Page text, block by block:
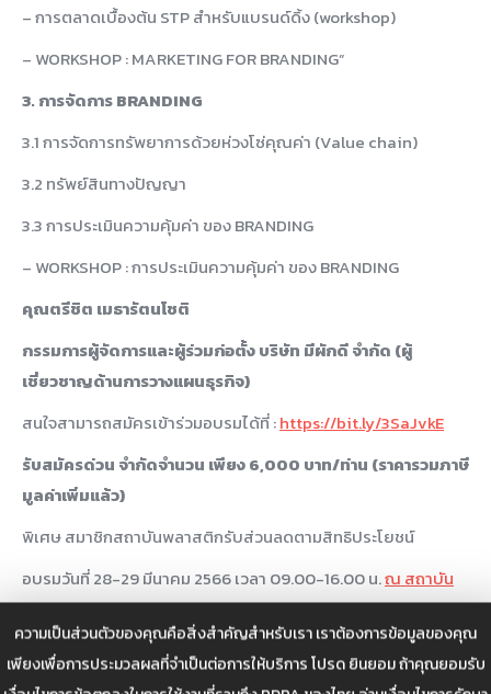
ความเป็นส่วนตัวของคุณคือสิ่งสำคัญสำหรับเรา เราต้องการข้อมูลของคุณ
เพียงเพื่อการประมวลผลที่จำเป็นต่อการให้บริการ โปรด ยินยอม ถ้าคุณยอมรับ
– การตลาดเบื้องต้น STP สำหรับแบรนด์ดิ้ง (workshop)
– WORKSHOP : MARKETING FOR BRANDING”
3. การจัดการ BRANDING
3.1 การจัดการทรัพยาการด้วยห่วงโซ่คุณค่า (Value chain)
3.2 ทรัพย์สินทางปัญญา
3.3 การประเมินความคุ้มค่า ของ BRANDING
– WORKSHOP : การประเมินความคุ้มค่า ของ BRANDING
คุณตรีชิต เมธารัตนโชติ
กรรมการผู้จัดการและผู้ร่วมก่อตั้ง บริษัท มีผักดี จำกัด (ผู้
เชี่ยวชาญด้านการวางแผนธุรกิจ)
สนใจสามารถสมัครเข้าร่วมอบรมได้ที่ :https://bit.ly/3SaJvkE
รับสมัครด่วน จำกัดจำนวน เพียง 6,000 บาท/ท่าน (ราคารวมภาษี
มูลค่าเพิ่มแล้ว)
พิเศษ สมาชิกสถาบันพลาสติกรับส่วนลดตามสิทธิประโยชน์
อบรมวันที่ 28-29 มีนาคม 2566 เวลา 09.00-16.00 น.ณ สถาบัน
พลาสติก